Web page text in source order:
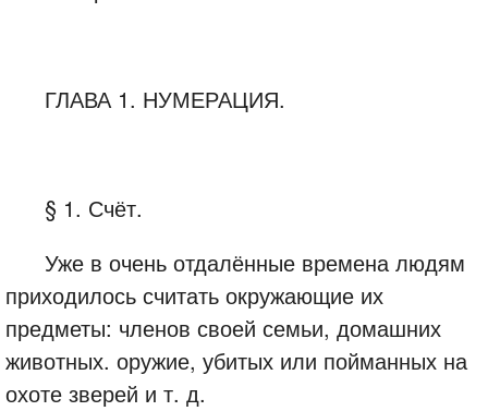
ГЛАВА 1. НУМЕРАЦИЯ.
§ 1. Счёт.
Уже в очень отдалённые времена людям
приходилось считать окружающие их
предметы: членов своей семьи, домашних
животных. оружие, убитых или пойманных на
охоте зверей и т. д.